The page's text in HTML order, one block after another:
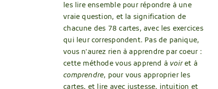
les lire ensemble pour répondre à une
vraie question, et la signification de
chacune des 78 cartes, avec les exercices
qui leur correspondent. Pas de panique,
vous n'aurez rien à apprendre par coeur :
cette méthode vous apprend à voiret à
comprendre, pour vous approprier les
cartes, et lire avec justesse, intuition et